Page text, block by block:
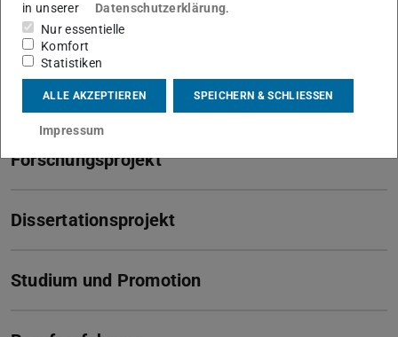
Kontakt
Forschungsinteressen
Forschungsprojekt
Dissertationsprojekt
Studium und Promotion
in unserer
Datenschutzerklärung.
Nur essentielle
Komfort
Statistiken
ALLE AKZEPTIEREN SPEICHERN & SCHLIESSEN
Impressum